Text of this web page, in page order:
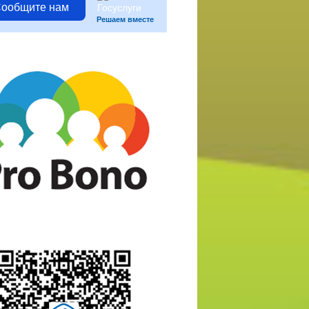
нам
Решаем вместе